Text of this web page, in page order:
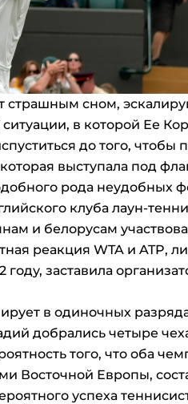
страшным сном,
в которой Ее
до того, чтобы
выступала под
рода неудобных
клуба лаун-
и белорусам
реакция WTA и ATP,
году, заставила
в одиночных
добрались четыре
того, что оба
Восточной Европы,
успеха